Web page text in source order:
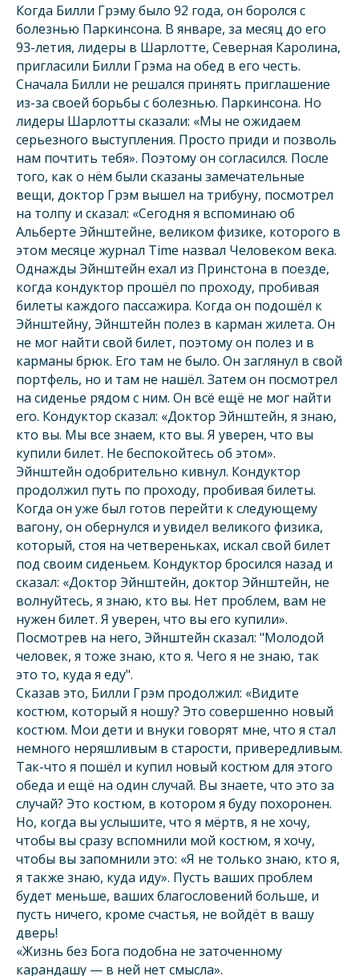
Когда Билли Грэму было 92 года, он боролся с
болезнью Паркинсона. В январе, за месяц до его
93-летия, лидеры в Шарлотте, Северная Каролина,
пригласили Билли Грэма на обед в его честь.
Сначала Билли не решался принять приглашение
из-за своей борьбы с болезнью. Паркинсона. Но
лидеры Шарлотты сказали: «Мы не ожидаем
серьезного выступления. Просто приди и позволь
нам почтить тебя». Поэтому он согласился. После
того, как о нём были сказаны замечательные
вещи, доктор Грэм вышел на трибуну, посмотрел
на толпу и сказал: «Сегодня я вспоминаю об
Альберте Эйнштейне, великом физике, которого в
этом месяце журнал Time назвал Человеком века.
Однажды Эйнштейн ехал из Принстона в поезде,
когда кондуктор прошёл по проходу, пробивая
билеты каждого пассажира. Когда он подошёл к
Эйнштейну, Эйнштейн полез в карман жилета. Он
не мог найти свой билет, поэтому он полез и в
карманы брюк. Его там не было. Он заглянул в свой
портфель, но и там не нашёл. Затем он посмотрел
на сиденье рядом с ним. Он всё ещё не мог найти
его. Кондуктор сказал: «Доктор Эйнштейн, я знаю,
кто вы. Мы все знаем, кто вы. Я уверен, что вы
купили билет. Не беспокойтесь об этом».
Эйнштейн одобрительно кивнул. Кондуктор
продолжил путь по проходу, пробивая билеты.
Когда он уже был готов перейти к следующему
вагону, он обернулся и увидел великого физика,
который, стоя на четвереньках, искал свой билет
под своим сиденьем. Кондуктор бросился назад и
сказал: «Доктор Эйнштейн, доктор Эйнштейн, не
волнуйтесь, я знаю, кто вы. Нет проблем, вам не
нужен билет. Я уверен, что вы его купили».
Посмотрев на него, Эйнштейн сказал: "Молодой
человек, я тоже знаю, кто я. Чего я не знаю, так
это то, куда я еду".
Сказав это, Билли Грэм продолжил: «Видите
костюм, который я ношу? Это совершенно новый
костюм. Мои дети и внуки говорят мне, что я стал
немного неряшливым в старости, привередливым.
Так-что я пошёл и купил новый костюм для этого
обеда и ещё на один случай. Вы знаете, что это за
случай? Это костюм, в котором я буду похоронен.
Но, когда вы услышите, что я мёртв, я не хочу,
чтобы вы сразу вспомнили мой костюм, я хочу,
чтобы вы запомнили это: «Я не только знаю, кто я,
я также знаю, куда иду». Пусть ваших проблем
будет меньше, ваших благословений больше, и
пусть ничего, кроме счастья, не войдёт в вашу
дверь!
«Жизнь без Бога подобна не заточенному
карандашу — в ней нет смысла».